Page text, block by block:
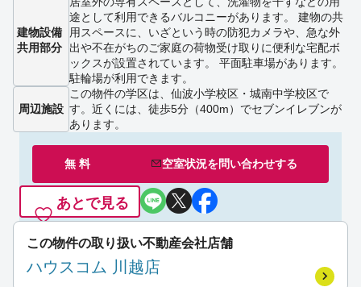
建物設備
共用部分
途として利用できるバルコニーがあります。 建物の共
用スペースに、いざという時の防犯カメラや、急な外
出や不在がちのご家庭の荷物受け取りに便利な宅配ボ
ックスが設置されています。 平面駐車場があります。
駐輪場が利用できます。
周辺施設
この物件の学区は、仙波小学校区・城南中学校区で
す。近くには、徒歩5分（400m）でセブンイレブンが
あります。
無 料 空室状況を問い合わせする
あとで見る
この物件の取り扱い不動産会社店舗
ハウスコム 川越店